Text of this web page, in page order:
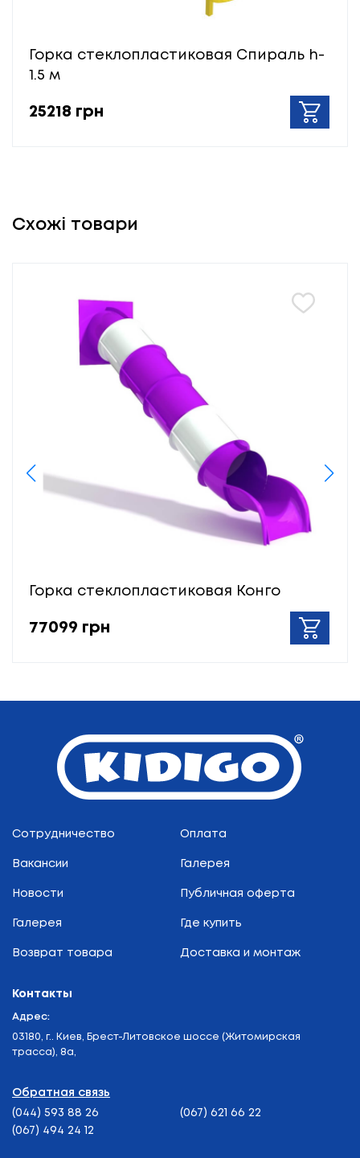
Горка стеклопластиковая Спираль h-
1.5 м
25218 грн
Схожі товари
Горка стеклопластиковая Конго
77099 грн
Сотрудничество Оплата
Вакансии Галерея
Новости Публичная оферта
Галерея Где купить
Возврат товара Доставка и монтаж
Контакты
Адрес:
03180, г.. Киев, Брест-Литовское шоссе (Житомирская
трасса), 8а,
Обратная связь
(044) 593 88 26
(067) 621 66 22
(067) 494 24 12